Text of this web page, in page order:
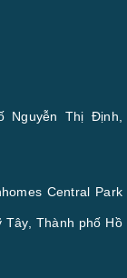
Thị Định,
Central Park
Tây, Thành phố Hồ